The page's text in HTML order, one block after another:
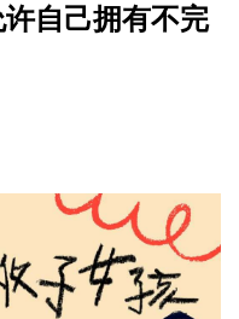
自己拥有不完